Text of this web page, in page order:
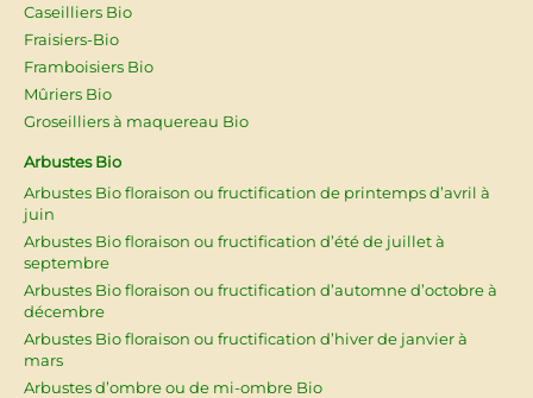
Caseilliers Bio
Fraisiers-Bio
Framboisiers Bio
Mûriers Bio
Groseilliers à maquereau Bio
Arbustes Bio
Arbustes Bio floraison ou fructification de printemps d’avril à
juin
Arbustes Bio floraison ou fructification d’été de juillet à
septembre
Arbustes Bio floraison ou fructification d’automne d’octobre à
décembre
Arbustes Bio floraison ou fructification d’hiver de janvier à
mars
Arbustes d’ombre ou de mi-ombre Bio